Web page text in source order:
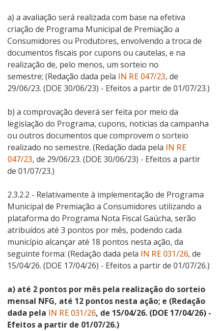
a) a avaliação será realizada com base na efetiva
criação de Programa Municipal de Premiação a
Consumidores ou Produtores, envolvendo a troca de
documentos fiscais por cupons ou cautelas, e na
realização de, pelo menos, um sorteio no
semestre; (Redação dada pela IN RE 047/23, de
29/06/23. (DOE 30/06/23) - Efeitos a partir de 01/07/23.)
b) a comprovação deverá ser feita por meio da
legislação do Programa, cupons, notícias da campanha
ou outros documentos que comprovem o sorteio
realizado no semestre. (Redação dada pela IN RE
047/23, de 29/06/23. (DOE 30/06/23) - Efeitos a partir
de 01/07/23.)
2.3.2.2 - Relativamente à implementação de Programa
Municipal de Premiação a Consumidores utilizando a
plataforma do Programa Nota Fiscal Gaúcha, serão
atribuídos até 3 pontos por mês, podendo cada
município alcançar até 18 pontos nesta ação, da
seguinte forma: (Redação dada pela IN RE 031/26, de
15/04/26. (DOE 17/04/26) - Efeitos a partir de 01/07/26.)
a) até 2 pontos por mês pela realização do sorteio
mensal NFG, até 12 pontos nesta ação; e (Redação
dada pela IN RE 031/26, de 15/04/26. (DOE 17/04/26) -
Efeitos a partir de 01/07/26.)